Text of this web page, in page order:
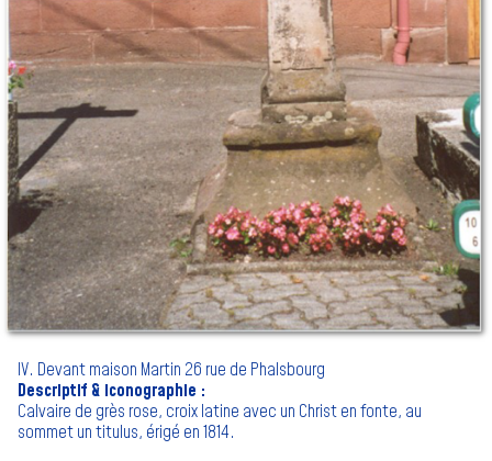
IV. Devant maison Martin 26 rue de Phalsbourg
Descriptif & iconographie :
Calvaire de grès rose, croix latine avec un Christ en fonte, au
sommet un titulus, érigé en 1814.